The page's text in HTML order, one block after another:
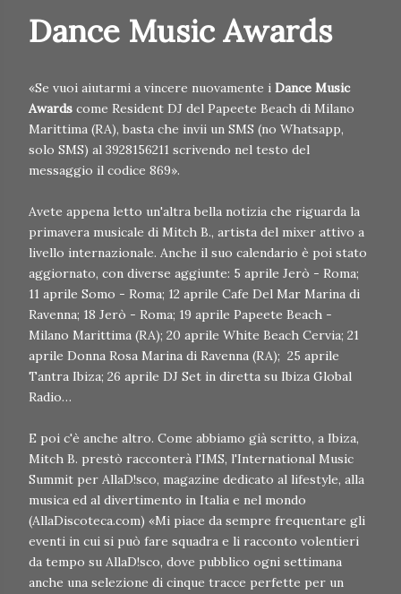
Dance Music Awards
«Se vuoi aiutarmi a vincere nuovamente i Dance Music
Awards come Resident DJ del Papeete Beach di Milano
Marittima (RA), basta che invii un SMS (no Whatsapp,
solo SMS) al 3928156211 scrivendo nel testo del
messaggio il codice 869».
Avete appena letto un'altra bella notizia che riguarda la
primavera musicale di Mitch B., artista del mixer attivo a
livello internazionale. Anche il suo calendario è poi stato
aggiornato, con diverse aggiunte: 5 aprile Jerò - Roma;
11 aprile Somo - Roma; 12 aprile Cafe Del Mar Marina di
Ravenna; 18 Jerò - Roma; 19 aprile Papeete Beach -
Milano Marittima (RA); 20 aprile White Beach Cervia; 21
aprile Donna Rosa Marina di Ravenna (RA); 25 aprile
Tantra Ibiza; 26 aprile DJ Set in diretta su Ibiza Global
Radio…
E poi c'è anche altro. Come abbiamo già scritto, a Ibiza,
Mitch B. prestò racconterà l'IMS, l'International Music
Summit per AllaD!sco, magazine dedicato al lifestyle, alla
musica ed al divertimento in Italia e nel mondo
(AllaDiscoteca.com) «Mi piace da sempre frequentare gli
eventi in cui si può fare squadra e li racconto volentieri
da tempo su AllaD!sco, dove pubblico ogni settimana
anche una selezione di cinque tracce perfette per un